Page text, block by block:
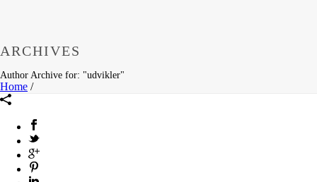
ARCHIVES
Author Archive for: "udvikler"
Home /